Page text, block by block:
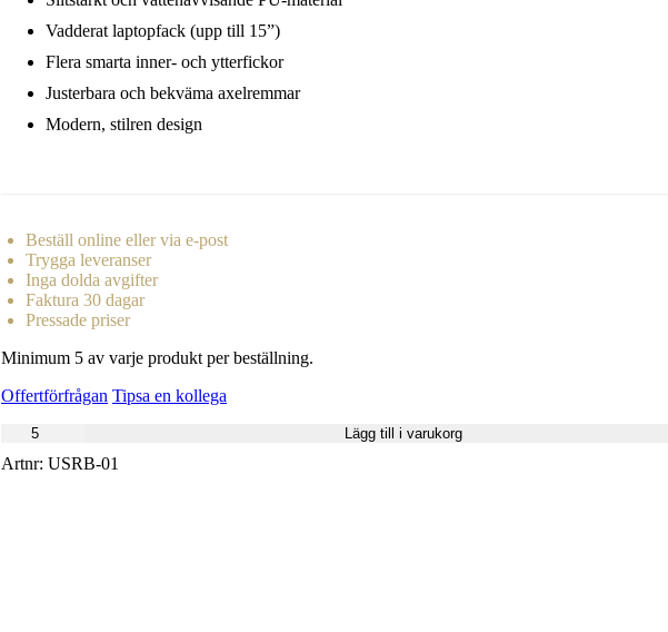
Vadderat laptopfack (upp till 15”)
Flera smarta inner- och ytterfickor
Justerbara och bekväma axelremmar
Modern, stilren design
Beställ online eller via e-post
Trygga leveranser
Inga dolda avgifter
Faktura 30 dagar
Pressade priser
Minimum 5 av varje produkt per beställning.
Offertförfrågan Tipsa en kollega
Lägg till i varukorg
Artnr: USRB-01